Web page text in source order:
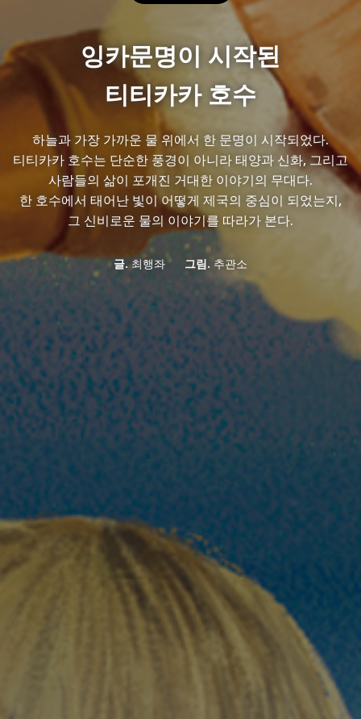
잉카문명이 시작된
티티카카 호수
하늘과 가장 가까운 물 위에서 한 문명이 시작되었다.
티티카카 호수는 단순한 풍경이 아니라 태양과 신화, 그리고
사람들의 삶이 포개진 거대한 이야기의 무대다.
한 호수에서 태어난 빛이 어떻게 제국의 중심이 되었는지,
그 신비로운 물의 이야기를 따라가 본다.
글.최행좌 그림. 추관소